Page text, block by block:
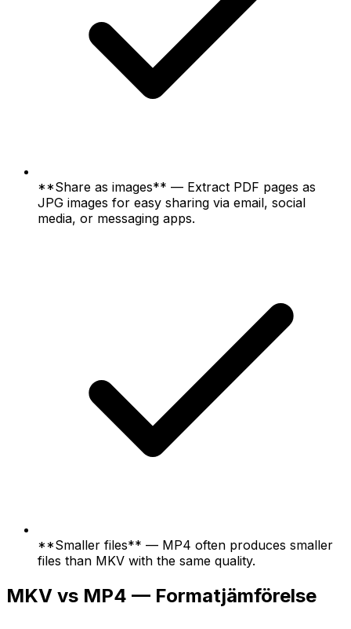
**Share as images** — Extract PDF pages as
JPG images for easy sharing via email, social
media, or messaging apps.
**Smaller files** — MP4 often produces smaller
files than MKV with the same quality.
MKV vs MP4 — Formatjämförelse